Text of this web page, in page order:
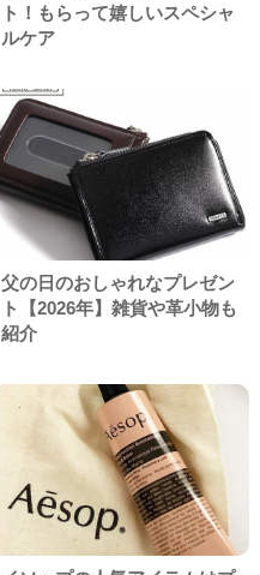
ト！もらって嬉しいスペシャ
ルケア
父の日のおしゃれなプレゼン
ト【2026年】雑貨や革小物も
紹介